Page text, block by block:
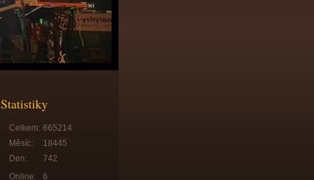
Statistiky
Online: 6
Celkem: 665214
Měsíc:
18445
Den:
742